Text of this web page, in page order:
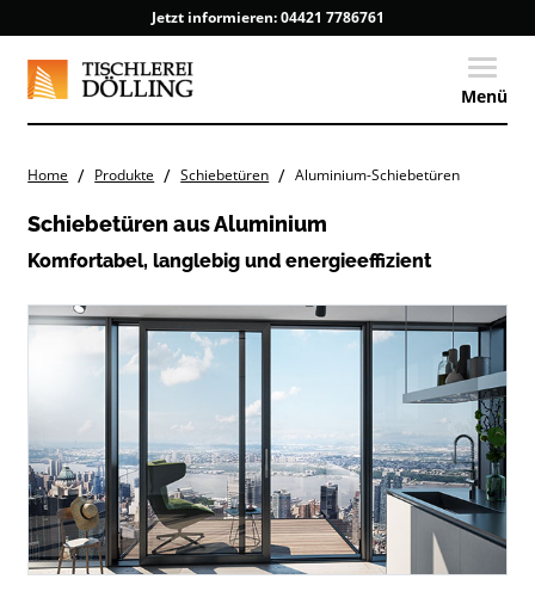
Jetzt informieren:04421 7786761
Menü
Home / Produkte / Schiebetüren / Aluminium-Schiebetüren
Schiebetüren aus Aluminium
Komfortabel, langlebig und energieeffizient